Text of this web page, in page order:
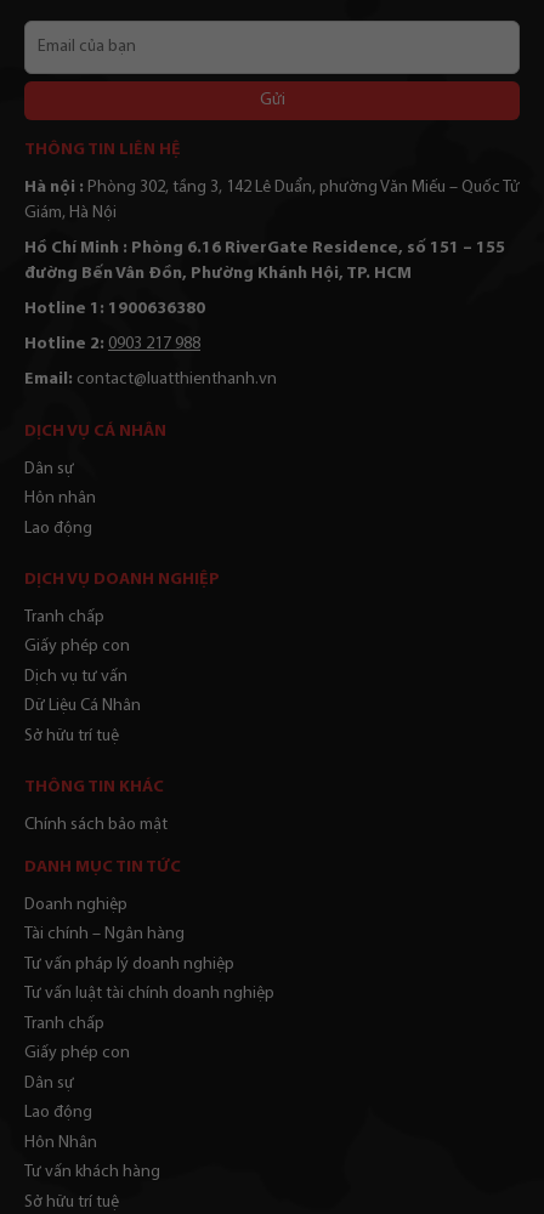
bạn
THÔNG TIN LIÊN HỆ
Hà nội : Phòng 302, tầng 3, 142 Lê Duẩn, phường Văn Miếu – Quốc Tử
Giám, Hà Nội
Hồ Chí Minh : Phòng 6.16 RiverGate Residence, số 151 – 155
đường Bến Vân Đồn, Phường Khánh Hội, TP. HCM
Hotline 1: 1900636380
Hotline 2: 0903 217 988
Email: contact@luatthienthanh.vn
DỊCH VỤ CÁ NHÂN
Dân sự
Hôn nhân
Lao động
DỊCH VỤ DOANH NGHIỆP
Tranh chấp
Giấy phép con
Dịch vụ tư vấn
Dữ Liệu Cá Nhân
Sở hữu trí tuệ
THÔNG TIN KHÁC
Chính sách bảo mật
DANH MỤC TIN TỨC
Doanh nghiệp
Tài chính – Ngân hàng
Tư vấn pháp lý doanh nghiệp
Tư vấn luật tài chính doanh nghiệp
Tranh chấp
Giấy phép con
Dân sự
Lao động
Hôn Nhân
Tư vấn khách hàng
Sở hữu trí tuệ